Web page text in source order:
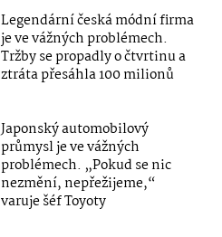
Legendární česká módní firma
je ve vážných problémech.
Tržby se propadly o čtvrtinu a
ztráta přesáhla 100 milionů
Japonský automobilový
průmysl je ve vážných
problémech. „Pokud se nic
nezmění, nepřežijeme,“
varuje šéf Toyoty